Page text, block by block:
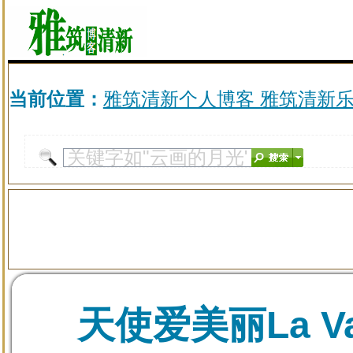
当前位置： 雅筑清新个人博客 雅筑清新
天使爱美丽La